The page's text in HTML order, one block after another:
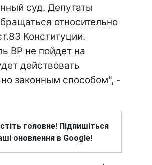
суд. Депутаты
относительно
Конституции.
ВР не пойдет на
действовать
законным способом", -
головне! Підпишіться
оновлення в Google!